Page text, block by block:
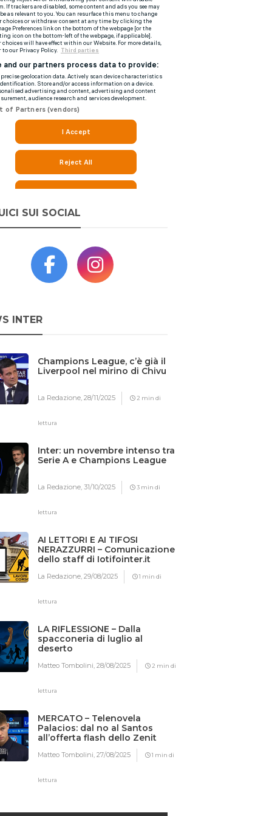
SUI SOCIAL
INTER
Champions League, c’è già il
Liverpool nel mirino di Chivu
La Redazione,28/11/2025 2 min di
lettura
Inter: un novembre intenso tra
Serie A e Champions League
La Redazione,31/10/2025 3 min di
lettura
AI LETTORI E AI TIFOSI
NERAZZURRI – Comunicazione
dello staff di Iotifointer.it
La Redazione,29/08/2025 1 min di
lettura
LA RIFLESSIONE – Dalla
spacconeria di luglio al
deserto
Matteo Tombolini,28/08/2025 2 min di
lettura
MERCATO – Telenovela
Palacios: dal no al Santos
all’offerta flash dello Zenit
Matteo Tombolini,27/08/2025 1 min di
lettura